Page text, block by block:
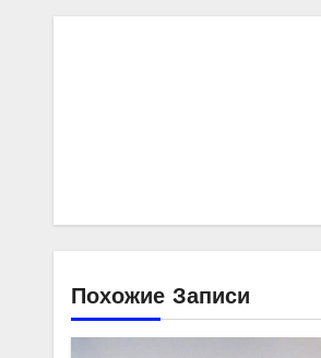
Похожие Записи